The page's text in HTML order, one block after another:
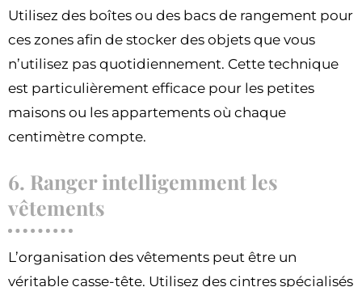
Utilisez des boîtes ou des bacs de rangement pour
ces zones afin de stocker des objets que vous
n’utilisez pas quotidiennement. Cette technique
est particulièrement efficace pour les petites
maisons ou les appartements où chaque
centimètre compte.
6. Ranger intelligemment les
vêtements
L’organisation des vêtements peut être un
véritable casse-tête. Utilisez des cintres spécialisés